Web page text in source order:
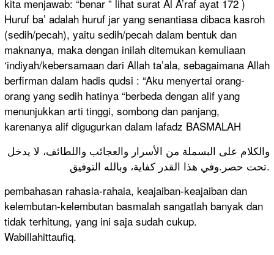
kita menjawab: “benar ” lihat surat Al A’raf ayat 172 )
Huruf ba’ adalah huruf jar yang senantiasa dibaca kasroh
(sedih/pecah), yaitu sedih/pecah dalam bentuk dan
maknanya, maka dengan inilah ditemukan kemuliaan
‘indiyah/kebersamaan dari Allah ta’ala, sebagaimana Allah
berfirman dalam hadis qudsi : “Aku menyertai orang-
orang yang sedih hatinya “berbeda dengan alif yang
menunjukkan arti tinggi, sombong dan panjang,
karenanya alif digugurkan dalam lafadz BASMALAH
والكلام على البسملة من الأسرار والعجائب واللطائف، لا يدخل
تحت حصر.وفي هذا القدر كفاية، وبالله التوفيق.
pembahasan rahasia-rahaia, keajaiban-keajaiban dan
kelembutan-kelembutan basmalah sangatlah banyak dan
tidak terhitung, yang ini saja sudah cukup.
Wabillahittaufiq.